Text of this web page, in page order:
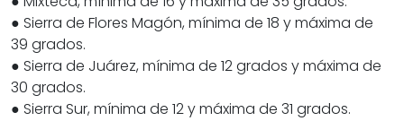
● Sierra de Flores Magón, mínima de 18 y máxima de
39 grados.
● Sierra de Juárez, mínima de 12 grados y máxima de
30 grados.
● Sierra Sur, mínima de 12 y máxima de 31 grados.